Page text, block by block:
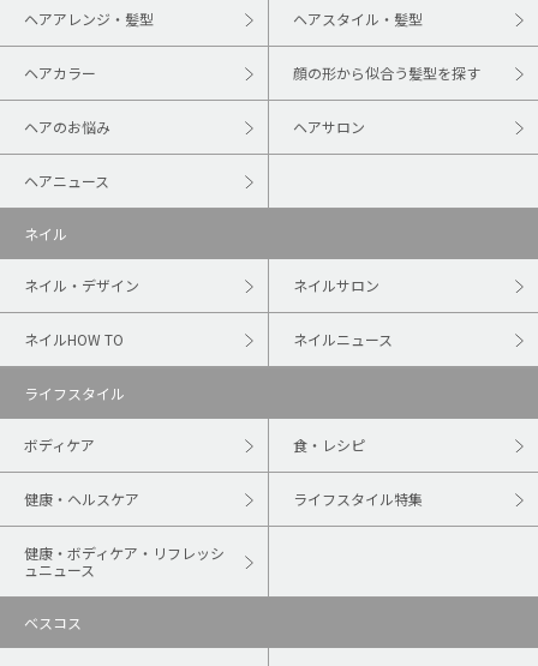
ヘアアレンジ・髪型 ヘアスタイル・髪型
ヘアカラー 顔の形から似合う髪型を探す
ヘアのお悩み ヘアサロン
ヘアニュース
ネイル
ネイル・デザイン ネイルサロン
ネイルHOW TO ネイルニュース
ライフスタイル
ボディケア 食・レシピ
健康・ヘルスケア ライフスタイル特集
健康・ボディケア・リフレッシ
ュニュース
ベスコス